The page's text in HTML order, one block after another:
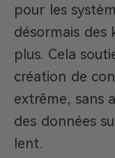
pour les
désormais des
plus. Cela
création de
extrême, sans
des données
lent.